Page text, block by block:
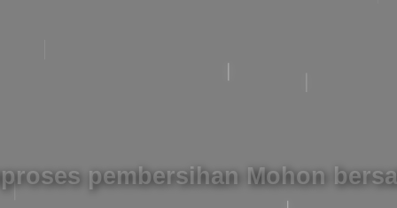
pembersihan Mohon